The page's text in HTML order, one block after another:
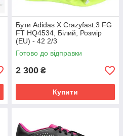
Бути Adidas X Crazyfast.3 FG
FT HQ4534, Білий, Розмір
(EU) - 42 2/3
Готово до відправки
2 300 ₴
Купити